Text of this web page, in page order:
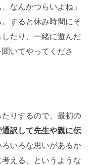
なんかつらいよね」
すると休み時間にそ
たり、一緒に遊んだ
いてやってくださ
りするので、最初の
訳して先生や親に伝
いろな思いがあるか
える、というような